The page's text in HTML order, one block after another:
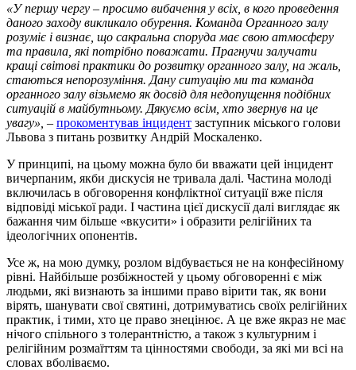
«У першу чергу – просимо вибачення у всіх, в кого проведення
даного заходу викликало обурення. Команда Органного залу
розуміє і визнає, що сакральна споруда має свою атмосферу
та правила, які потрібно поважати. Прагнучи залучати
кращі світові практики до розвитку органного залу, на жаль,
стаються непорозуміння. Дану ситуацію ми та команда
органного залу візьмемо як досвід для недопущення подібних
ситуацій в майбутньому. Дякуємо всім, хто звернув на це
увагу», – прокоментував інцидент заступник міського голови
Львова з питань розвитку Андрій Москаленко.
У принципі, на цьому можна було би вважати цей інцидент
вичерпаним, якби дискусія не тривала далі. Частина молоді
включилась в обговорення конфліктної ситуації вже після
відповіді міської ради. І частина цієї дискусії далі виглядає як
бажання чим більше «вкусити» і образити релігійних та
ідеологічних опонентів.
Усе ж, на мою думку, розлом відбувається не на конфесійному
рівні. Найбільше розбіжностей у цьому обговоренні є між
людьми, які визнають за іншими право вірити так, як вони
вірять, шанувати свої святині, дотримуватись своїх релігійних
практик, і тими, хто це право знецінює. А це вже якраз не має
нічого спільного з толерантністю, а також з культурним і
релігійним розмаїттям та цінностями свободи, за які ми всі на
словах вболіваємо.